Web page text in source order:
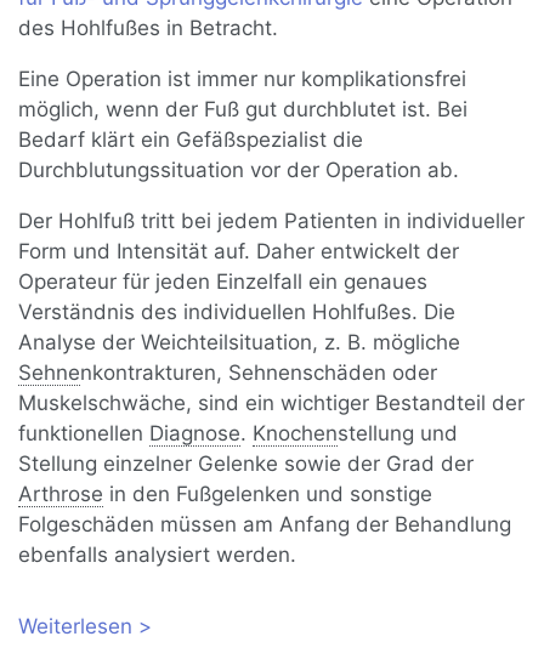
des Hohlfußes in Betracht.
Eine Operation ist immer nur komplikationsfrei
möglich, wenn der Fuß gut durchblutet ist. Bei
Bedarf klärt ein Gefäßspezialist die
Durchblutungssituation vor der Operation ab.
Der Hohlfuß tritt bei jedem Patienten in individueller
Form und Intensität auf. Daher entwickelt der
Operateur für jeden Einzelfall ein genaues
Verständnis des individuellen Hohlfußes. Die
Analyse der Weichteilsituation, z. B. mögliche
Sehnenkontrakturen, Sehnenschäden oder
Muskelschwäche, sind ein wichtiger Bestandteil der
funktionellen Diagnose. Knochenstellung und
Stellung einzelner Gelenke sowie der Grad der
Arthrose in den Fußgelenken und sonstige
Folgeschäden müssen am Anfang der Behandlung
ebenfalls analysiert werden.
Weiterlesen über Hohlfuß-Operation: